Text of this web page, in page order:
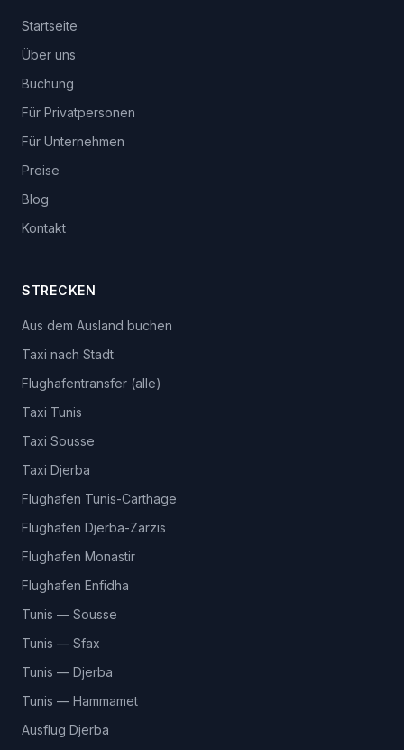
Startseite
Über uns
Buchung
Für Privatpersonen
Für Unternehmen
Preise
Blog
Kontakt
STRECKEN
Aus dem Ausland buchen
Taxi nach Stadt
Flughafentransfer (alle)
Taxi Tunis
Taxi Sousse
Taxi Djerba
Flughafen Tunis-Carthage
Flughafen Djerba-Zarzis
Flughafen Monastir
Flughafen Enfidha
Tunis — Sousse
Tunis — Sfax
Tunis — Djerba
Tunis — Hammamet
Ausflug Djerba